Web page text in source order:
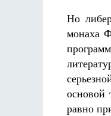
Но
монаха
основой
равно